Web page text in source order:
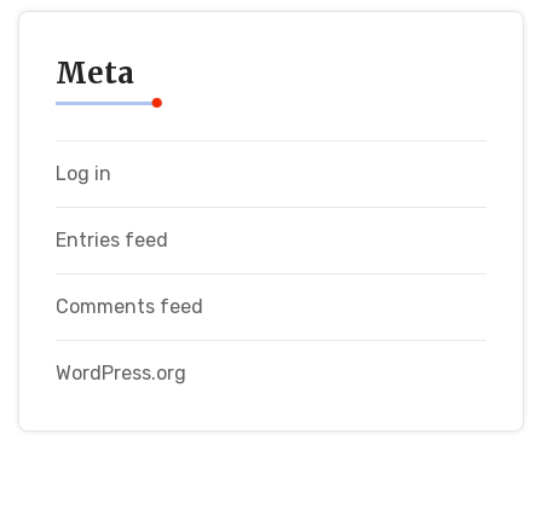
Meta
Log in
Entries feed
Comments feed
WordPress.org